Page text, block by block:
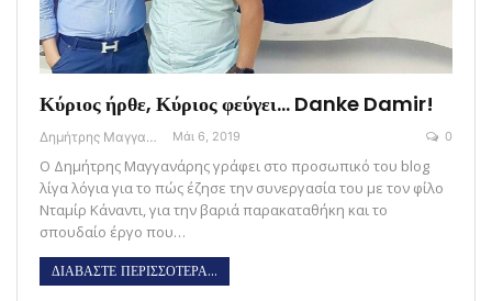
Κύριος ήρθε, Κύριος φεύγει… Danke Damir!
Δημήτρης Μαγγανάρης Μάι 6, 2019 0
Ο Δημήτρης Μαγγανάρης γράφει στο προσωπικό του blog
λίγα λόγια για το πώς έζησε την συνεργασία του με τον φίλο
Νταμίρ Κάναντι, για την βαριά παρακαταθήκη και το
σπουδαίο έργο που…
ΔΙΑΒΑΣΤΕ ΠΕΡΙΣΣΟΤΕΡΑ...